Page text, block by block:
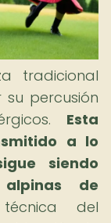
tradicional
percusión
Esta
a lo
siendo
de
del